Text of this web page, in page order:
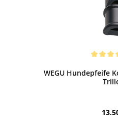
WEGU Hundepfeife